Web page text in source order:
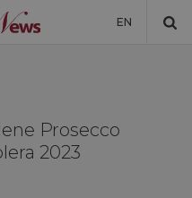
EN
VINO Prosecco
2023